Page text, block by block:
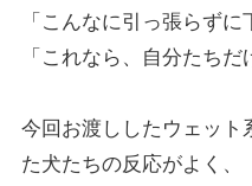
「こんなに引っ張らずに
「これなら、自分たちだ
今回お渡ししたウェット
た犬たちの反応がよく、